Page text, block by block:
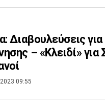
Διαβουλεύσεις
– «Κλειδί» για
09:55